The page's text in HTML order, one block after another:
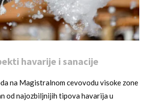
havarije i sanacije
na Magistralnom cevovodu visoke zone
od najozbiljnijih tipova havarija u